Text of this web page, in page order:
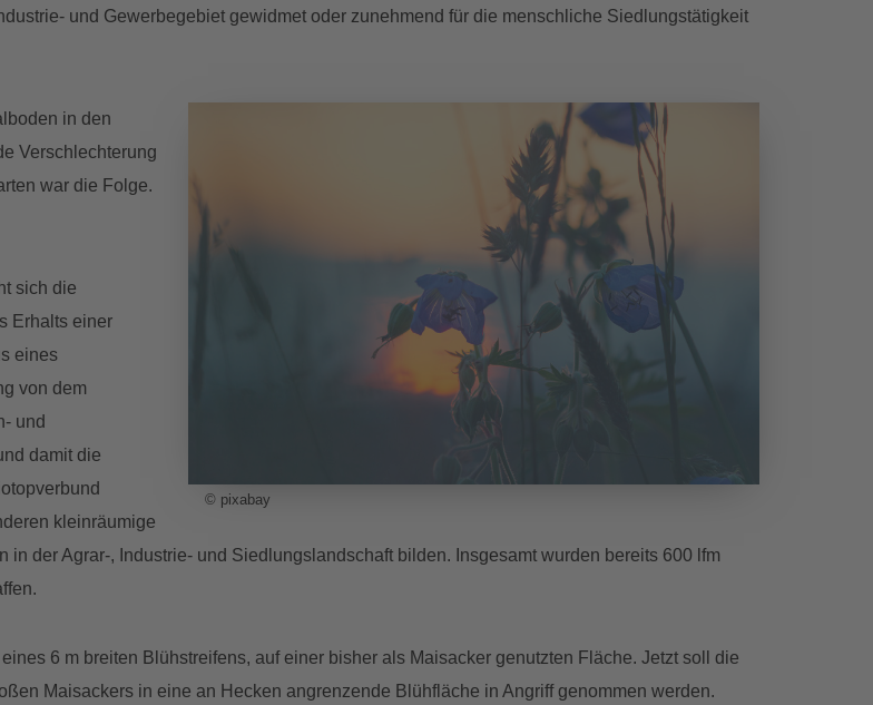
und Gewerbegebiet gewidmet oder zunehmend für die menschliche Siedlungstätigkeit
© pixabay
in den
Verschlechterung
war die Folge.
sich die
Erhalts einer
eines
von dem
und
damit die
kleinräumige
der Agrar-, Industrie- und Siedlungslandschaft bilden. Insgesamt wurden bereits 600 lfm
6 m breiten Blühstreifens, auf einer bisher als Maisacker genutzten Fläche. Jetzt soll die
Maisackers in eine an Hecken angrenzende Blühfläche in Angriff genommen werden.